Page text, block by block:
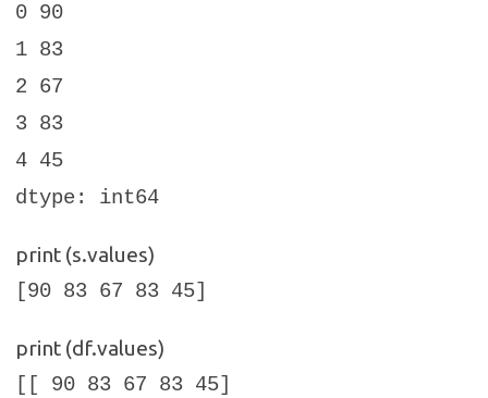
0 90
1 83
2 67
3 83
4 45
dtype: int64
print (s.values)
[90 83 67 83 45]
print (df.values)
[[ 90 83 67 83 45]